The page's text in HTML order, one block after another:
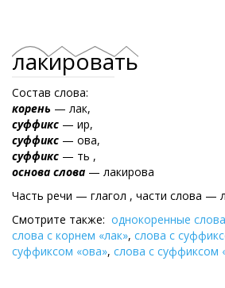
лакировать
Состав слова:
корень — лак,
суффикс — ир,
суффикс — ова,
суффикс — ть ,
основа слова — лакирова
Часть речи — глагол , части слова —
Смотрите также: однокоренные
слова с корнем «лак», слова с
суффиксом «ова», слова с суффиксом